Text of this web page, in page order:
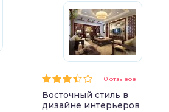
0 отзывов
Восточный стиль в
дизайне интерьеров